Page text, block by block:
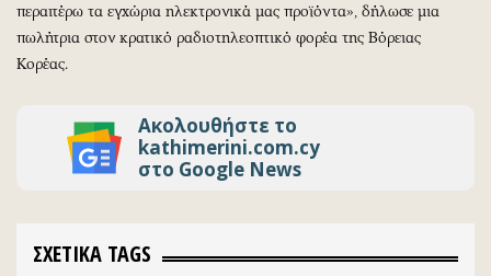
περαιτέρω τα εγχώρια ηλεκτρονικά μας προϊόντα», δήλωσε μια
πωλήτρια στον κρατικό ραδιοτηλεοπτικό φορέα της Βόρειας
Κορέας.
Ακολουθήστε το
kathimerini.com.cy
στο Google News
ΣΧΕΤΙΚΑ TAGS